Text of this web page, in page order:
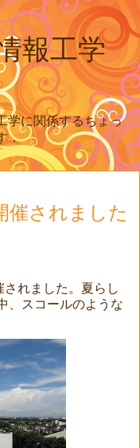
報工学
学に関係するちょっ
．
催されました
れました。夏らし
、スコールのような